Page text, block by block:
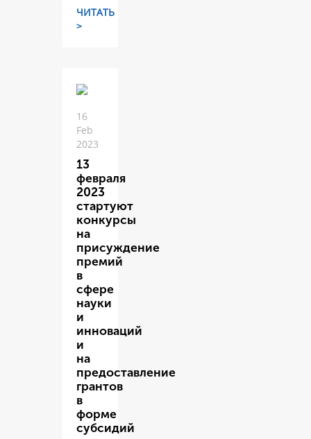
ЧИТАТЬ
>
16
Feb
2023
13
февраля
2023
стартуют
конкурсы
на
присуждение
премий
в
сфере
науки
и
инноваций
и
на
предоставление
грантов
в
форме
субсидий